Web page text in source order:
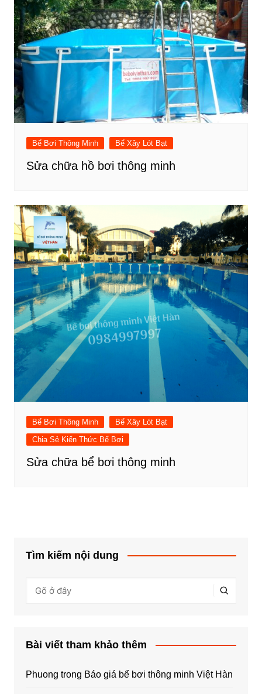
Bể Bơi Thông Minh Bể Xây Lót Bạt
Sửa chữa hồ bơi thông minh
Bể Bơi Thông Minh
Bể Xây Lót Bạt
Chia Sẻ Kiến Thức Bể Bơi
Sửa chữa bể bơi thông minh
Tìm kiếm nội dung
Bài viết tham khảo thêm
Phuong trong Báo giá bể bơi thông minh Việt Hàn